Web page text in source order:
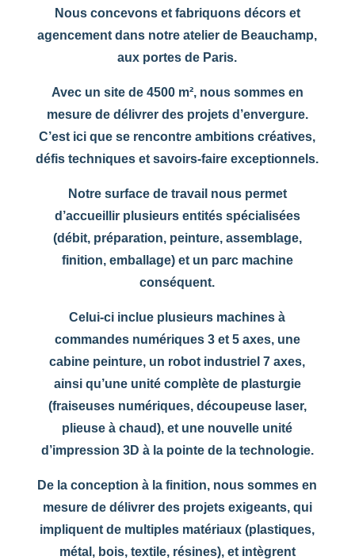
Nous concevons et fabriquons décors et
agencement dans notre atelier de Beauchamp,
aux portes de Paris.
Avec un site de 4500 m², nous sommes en
mesure de délivrer des projets d’envergure.
C’est ici que se rencontre ambitions créatives,
défis techniques et savoirs-faire exceptionnels.
Notre surface de travail nous permet
d’accueillir plusieurs entités spécialisées
(débit, préparation, peinture, assemblage,
finition, emballage) et un parc machine
conséquent.
Celui-ci inclue plusieurs machines à
commandes numériques 3 et 5 axes, une
cabine peinture, un robot industriel 7 axes,
ainsi qu’une unité complète de plasturgie
(fraiseuses numériques, découpeuse laser,
plieuse à chaud), et une nouvelle unité
d’impression 3D à la pointe de la technologie.
De la conception à la finition, nous sommes en
mesure de délivrer des projets exigeants, qui
impliquent de multiples matériaux (plastiques,
métal, bois, textile, résines), et intègrent